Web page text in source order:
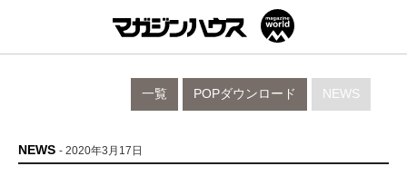
NEWS
POPダウンロード
一覧
NEWS - 2020年3月17日